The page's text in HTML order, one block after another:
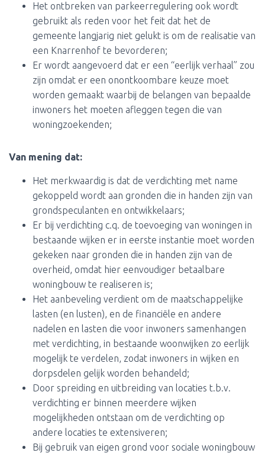
Het ontbreken van parkeerregulering ook wordt
gebruikt als reden voor het feit dat het de
gemeente langjarig niet gelukt is om de realisatie van
een Knarrenhof te bevorderen;
Er wordt aangevoerd dat er een “eerlijk verhaal” zou
zijn omdat er een onontkoombare keuze moet
worden gemaakt waarbij de belangen van bepaalde
inwoners het moeten afleggen tegen die van
woningzoekenden;
Van mening dat:
Het merkwaardig is dat de verdichting met name
gekoppeld wordt aan gronden die in handen zijn van
grondspeculanten en ontwikkelaars;
Er bij verdichting c.q. de toevoeging van woningen in
bestaande wijken er in eerste instantie moet worden
gekeken naar gronden die in handen zijn van de
overheid, omdat hier eenvoudiger betaalbare
woningbouw te realiseren is;
Het aanbeveling verdient om de maatschappelijke
lasten (en lusten), en de financiële en andere
nadelen en lasten die voor inwoners samenhangen
met verdichting, in bestaande woonwijken zo eerlijk
mogelijk te verdelen, zodat inwoners in wijken en
dorpsdelen gelijk worden behandeld;
Door spreiding en uitbreiding van locaties t.b.v.
verdichting er binnen meerdere wijken
mogelijkheden ontstaan om de verdichting op
andere locaties te extensiveren;
Bij gebruik van eigen grond voor sociale woningbouw